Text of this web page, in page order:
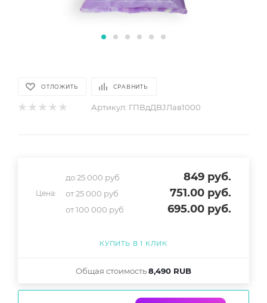
ОТЛОЖИТЬ СРАВНИТЬ
Артикул: ГПВдДBJЛав1000
Цена:
до 25 000 руб 849 руб.
от 25 000 руб 751.00 руб.
от 100 000 руб 695.00 руб.
КУПИТЬ В 1 КЛИК
Общая стоимость8,490 RUB